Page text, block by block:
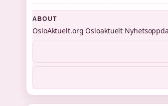
ABOUT
OsloAktuelt.org Osloaktuelt